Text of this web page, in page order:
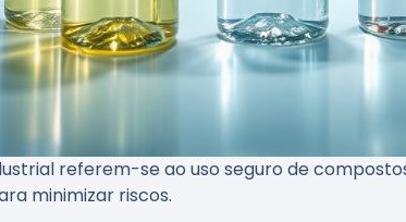
referem-se ao uso seguro de
minimizar riscos.